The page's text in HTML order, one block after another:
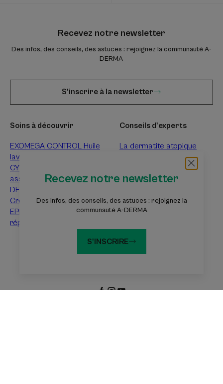
Recevez notre newsletter
Des infos, des conseils, des astuces : rejoignez la
communauté A-DERMA
S'INSCRIRE
Recevez notre newsletter
Des infos, des conseils, des astuces : rejoignez la communauté A-
DERMA
S'inscrire à la newsletter
Soins à découvrir
EXOMEGA CONTROL Huile
lavante
CYTELIUM Spray
asséchant
DERMALIBOUR + CICA-
Crème réparatrice
EPITHELIALE A.H Crème
réparatrice
Conseils d'experts
La dermatite atopique
L’eczéma de contact